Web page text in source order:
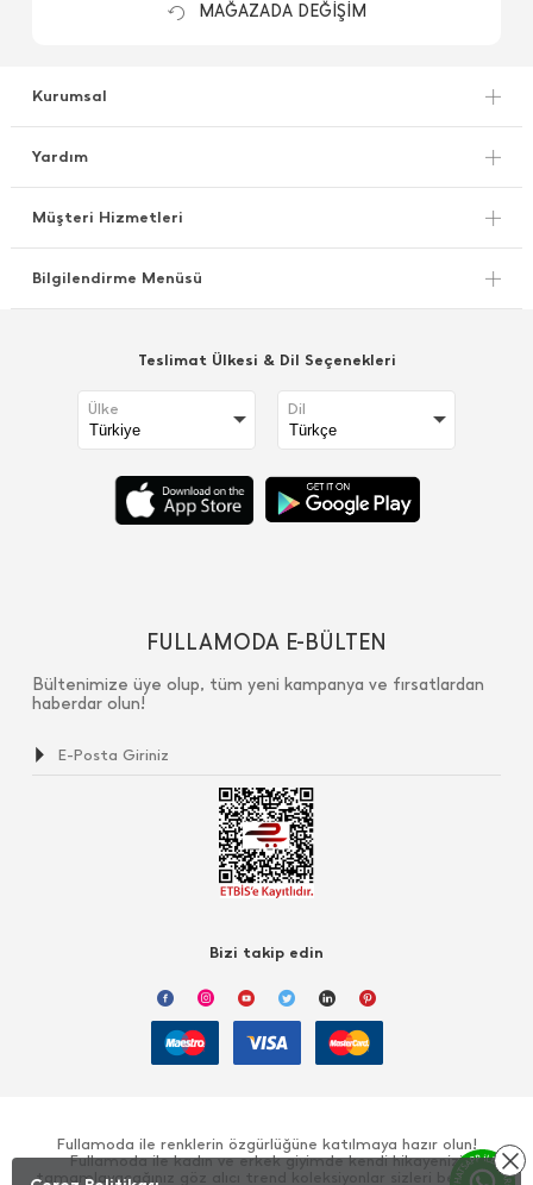
MAĞAZADA DEĞİŞİM
Kurumsal
Yardım
Müşteri Hizmetleri
Bilgilendirme Menüsü
Teslimat Ülkesi & Dil Seçenekleri
Ülke Dil
FULLAMODA E-BÜLTEN
Bültenimize üye olup, tüm yeni kampanya ve fırsatlardan
haberdar olun!
Bizi takip edin
Fullamoda ile renklerin özgürlüğüne katılmaya hazır olun!
Fullamoda ile kadın ve erkek giyimde kendi hikayenizi
tamamlayacağınız göz alıcı trend koleksiyonlar sizleri bekliyor!